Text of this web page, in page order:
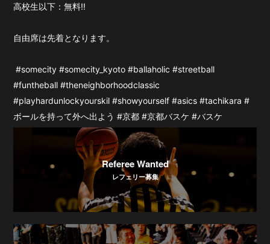
高校生以下：無料!!
自由席は先着となります。
#somecity #somecity_kyoto #ballaholic #streetball
#funtheball #theneighborhoodclassic
#playhardunlockyourskil #showyourself #asics #tachikara #
ボールを持って外へ出よう #京都 #京都バスケ #バスケ
Referee Wanted
レフェリー募集